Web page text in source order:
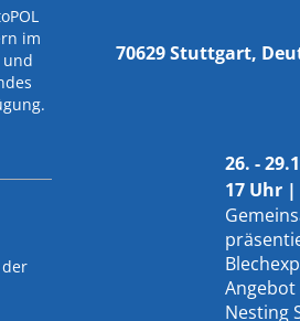
im
und
der
70629 Stuttgart,
26. -
17 Uhr |
Angebot
Nesting